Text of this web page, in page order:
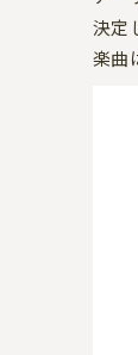
決定
楽曲